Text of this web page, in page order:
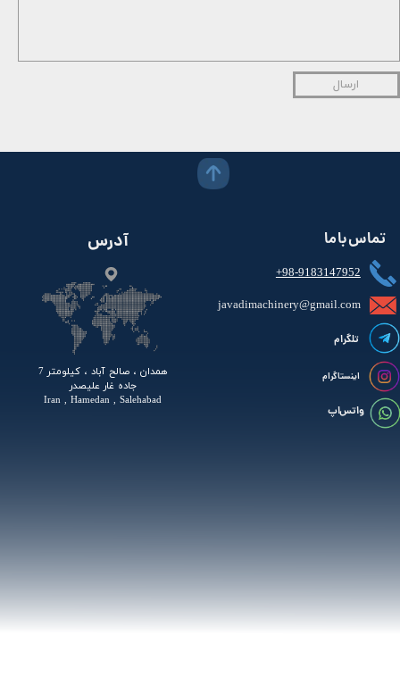
ارسال
+98-9183147952
همدان ، صالح آباد ، کیلومتر 7
جاده غار علیصدر
Iran , Hamedan , Salehabad
آدرس تماس با ما
اینستاگرام
javadimachinery@gmail.com​​​​​​​​
تلگرام
واتس اپ